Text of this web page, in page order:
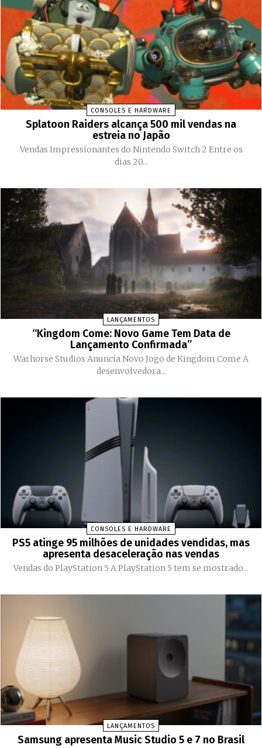
CONSOLES E HARDWARE
Splatoon Raiders alcança 500 mil vendas na
estreia no Japão
Vendas Impressionantes do Nintendo Switch 2 Entre os
dias 20...
LANÇAMENTOS
“Kingdom Come: Novo Game Tem Data de
Lançamento Confirmada”
Warhorse Studios Anuncia Novo Jogo de Kingdom Come A
desenvolvedora...
CONSOLES E HARDWARE
PS5 atinge 95 milhões de unidades vendidas, mas
apresenta desaceleração nas vendas
Vendas do PlayStation 5 A PlayStation 5 tem se mostrado...
LANÇAMENTOS
Samsung apresenta Music Studio 5 e 7 no Brasil